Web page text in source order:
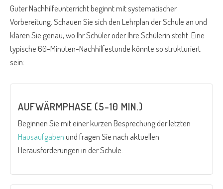
Guter Nachhilfeunterricht beginnt mit systematischer
Vorbereitung. Schauen Sie sich den Lehrplan der Schule an und
klären Sie genau, wo Ihr Schüler oder Ihre Schülerin steht. Eine
typische 60-Minuten-Nachhilfestunde könnte so strukturiert
sein:
AUFWÄRMPHASE (5-10 MIN.)
Beginnen Sie mit einer kurzen Besprechung der letzten
Hausaufgabenund fragen Sie nach aktuellen
Herausforderungen in der Schule.